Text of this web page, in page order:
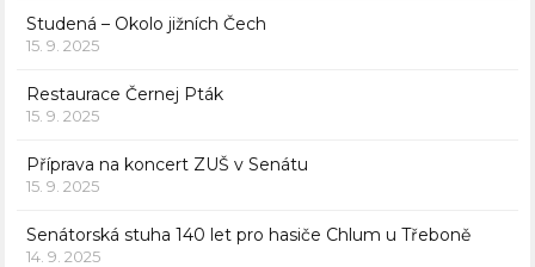
Studená – Okolo jižních Čech
15. 9. 2025
Restaurace Černej Pták
15. 9. 2025
Příprava na koncert ZUŠ v Senátu
15. 9. 2025
Senátorská stuha 140 let pro hasiče Chlum u Třeboně
14. 9. 2025